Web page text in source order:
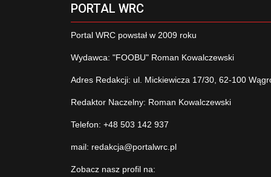
PORTAL WRC
Portal WRC powstał w 2009 roku
Wydawca: "FOOBU" Roman Kowalczewski
Adres Redakcji: ul. Mickiewicza 17/30, 62-100
Redaktor Naczelny: Roman Kowalczewski
Telefon: +48 503 142 937
mail: redakcja@portalwrc.pl
Zobacz nasz profil na: